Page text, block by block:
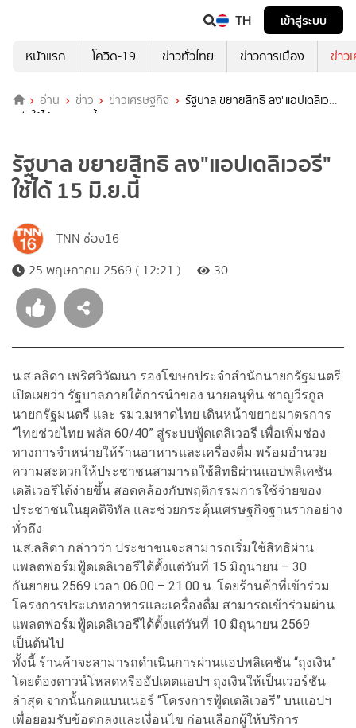
TH
เข้าสู่ระบบ
หน้าแรก
โควิด-19 ข่าวทั่วไทย ข่าวการเมือง ข่าว
อ่าน ข่าว ข่าวเศรษฐกิจ
รัฐบาล ขยายสิทธิ ลง"แอปเดลิเว
อรี" ใช้ได้ 15 มิ.ย.นี้
รัฐบาล ขยายสิทธิ ลง"แอปเดลิเวอรี"
ใช้ได้ 15 มิ.ย.นี้
TNN ช่อง16
25 พฤษภาคม 2569 ( 12:21 )
30
น.ส.ลลิดา เพริศวิวัฒนา รองโฆษกประจำสำนักนายกรัฐมนตรี
เปิดเผยว่า รัฐบาลภายใต้การนำของ นายอนุทิน ชาญวีรกูล
นายกรัฐมนตรี และ รมว.มหาดไทย เดินหน้าขยายมาตรการ
“ไทยช่วยไทย พลัส 60/40” สู่ระบบฟู้ดเดลิเวอรี เพื่อเพิ่มช่อง
ทางการจำหน่ายให้ร้านอาหารและเครื่องดื่ม พร้อมอำนวย
ความสะดวกให้ประชาชนสามารถใช้สิทธิผ่านแอปพลิเคชัน
เดลิเวอรีได้ง่ายขึ้น สอดคล้องกับพฤติกรรมการใช้จ่ายของ
ประชาชนในยุคดิจิทัล และช่วยกระตุ้นเศรษฐกิจฐานรากอย่าง
ทั่วถึง
น.ส.ลลิดา กล่าวว่า ประชาชนจะสามารถเริ่มใช้สิทธิผ่าน
แพลตฟอร์มฟู้ดเดลิเวอรีได้ตั้งแต่วันที่ 15 มิถุนายน – 30
กันยายน 2569 เวลา 06.00 – 21.00 น. โดยร้านค้าที่เข้าร่วม
โครงการประเภทอาหารและเครื่องดื่ม สามารถเข้าร่วมผ่าน
แพลตฟอร์มฟู้ดเดลิเวอรีได้ตั้งแต่วันที่ 10 มิถุนายน 2569
เป็นต้นไป
ทั้งนี้ ร้านค้าจะสามารถดำเนินการผ่านแอปพลิเคชัน “ถุงเงิน”
โดยต้องดาวน์โหลดหรืออัปเดตแอปฯ ถุงเงินให้เป็นเวอร์ชัน
ล่าสุด จากนั้นกดแบนเนอร์ “โครงการฟู้ดเดลิเวอรี” บนแอปฯ
เพื่อยอมรับข้อตกลงและเงื่อนไข ก่อนเลือกผู้ให้บริการ